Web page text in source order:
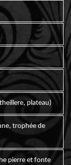
plateau)
trophée de
pierre et fonte